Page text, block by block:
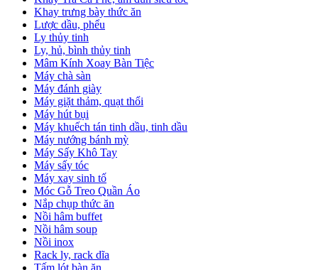
Khay trưng bày thức ăn
Lược dầu, phểu
Ly thủy tinh
Ly, hủ, bình thủy tinh
Mâm Kính Xoay Bàn Tiệc
Máy chà sàn
Máy đánh giày
Máy giặt thảm, quạt thổi
Máy hút bụi
Máy khuếch tán tinh dầu, tinh dầu
Máy nướng bánh mỳ
Máy Sấy Khô Tay
Máy sấy tóc
Máy xay sinh tố
Móc Gỗ Treo Quần Áo
Nắp chụp thức ăn
Nồi hâm buffet
Nồi hâm soup
Nồi inox
Rack ly, rack dĩa
Tấm lót bàn ăn